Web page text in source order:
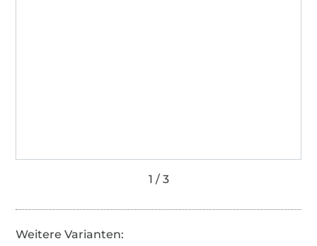
Weitere Varianten: